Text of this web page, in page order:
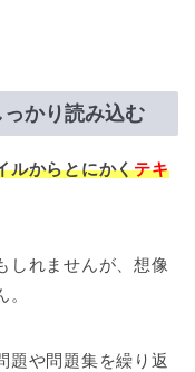
かり読み込む
ルからとにかくテキ
しれませんが、想像
題や問題集を繰り返